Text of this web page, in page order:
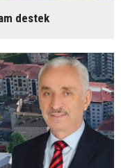
destek